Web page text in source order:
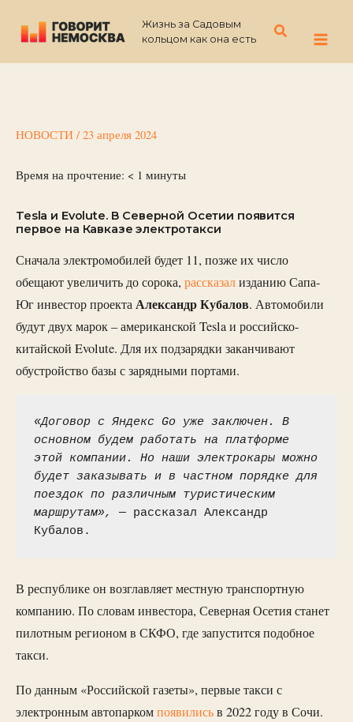
содержимому
Жизнь за Садовым
кольцом как она есть
Поиск
НОВОСТИ / 23 апреля 2024
Время на прочтение: < 1 минуты
Tesla и Evolute. В Северной Осетии появится
первое на Кавказе электротакси
Сначала электромобилей будет 11, позже их число
обещают увеличить до сорока, рассказализданию Сапа-
Юг инвестор проектаАлександр Кубалов. Автомобили
будут двух марок – американской Tesla и российско-
китайской Evolute. Для их подзарядки заканчивают
обустройство базы с зарядными портами.
«Договор с Яндекс Go уже заключен. В
основном будем работать на платформе
этой компании. Но наши электрокары можно
будет заказывать и в частном порядке для
поездок по различным туристическим
маршрутам»,
— рассказал Александр
Кубалов.
В республике он возглавляет местную транспортную
компанию. По словам инвестора, Северная Осетия станет
пилотным регионом в СКФО, где запустится подобное
такси.
По данным «Российской газеты», первые такси с
электронным автопаркомпоявилисьв 2022 году в Сочи.